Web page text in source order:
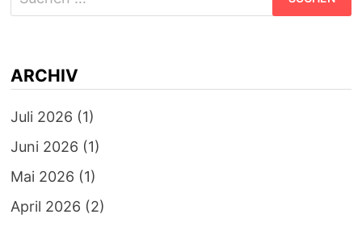
nach:
ARCHIV
Juli 2026 (1)
Juni 2026 (1)
Mai 2026 (1)
April 2026 (2)